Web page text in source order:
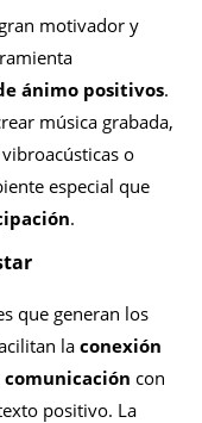
motivador y
ánimo positivos.
música grabada,
o
especial que
.
que generan los
la conexión
con
positivo. La